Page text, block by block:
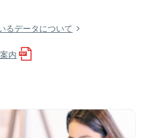
るデータについて
内